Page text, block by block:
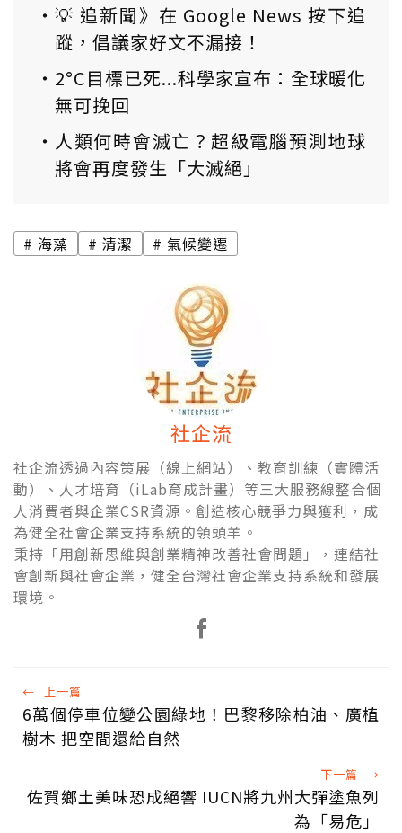
💡 追新聞》在 Google News 按下追
蹤，倡議家好文不漏接！
2°C目標已死...科學家宣布：全球暖化
無可挽回
人類何時會滅亡？超級電腦預測地球
將會再度發生「大滅絕」
海藻 清潔 氣候變遷
社企流
社企流透過內容策展（線上網站）、教育訓練（實體活
動）、人才培育（iLab育成計畫）等三大服務線整合個
人消費者與企業CSR資源。創造核心競爭力與獲利，成
為健全社會企業支持系統的領頭羊。
秉持「用創新思維與創業精神改善社會問題」，連結社
會創新與社會企業，健全台灣社會企業支持系統和發展
環境。
← 上一篇
6萬個停車位變公園綠地！巴黎移除柏油、廣植
樹木 把空間還給自然
下一篇 →
佐賀鄉土美味恐成絕響 IUCN將九州大彈塗魚列
為「易危」